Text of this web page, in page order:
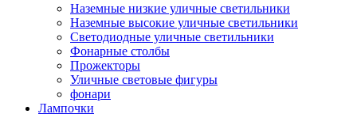
Наземные низкие уличные светильники
Наземные высокие уличные светильники
Светодиодные уличные светильники
Фонарные столбы
Прожекторы
Уличные световые фигуры
фонари
Лампочки